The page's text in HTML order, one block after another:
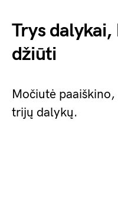
Trys
džiūti
Močiutė
trijų dalykų.